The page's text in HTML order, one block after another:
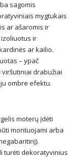
sagomis
mygtukais
ar ašaromis ir
ir
ar kailio.
– ypač
drabužiai
ombre efektu.
moterų įdėti
montuojami arba
turėti dekoratyvinius